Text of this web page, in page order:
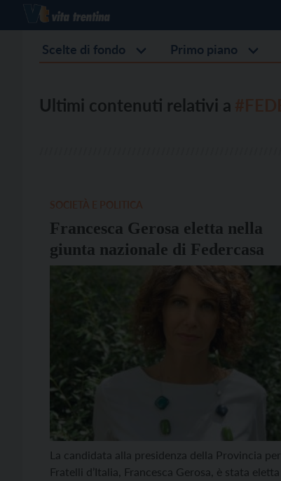
Scelte di fondo Primo piano
Ultimi contenuti relativi a
Francesca Gerosa eletta nella
giunta nazionale di Federcasa
La candidata alla presidenza della Provincia per
Fratelli d’Italia, Francesca Gerosa, è stata eletta